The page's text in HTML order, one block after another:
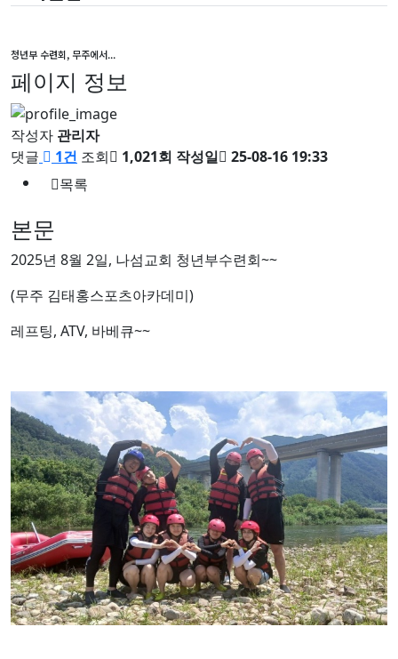
청년부 수련회, 무주에서...
페이지 정보
작성자 관리자
댓글
1건 조회 1,021회 작성일
25-08-16 19:33
목록
본문
2025년 8월 2일, 나섬교회 청년부수련회~~
(무주 김태홍스포츠아카데미)
레프팅, ATV, 바베큐~~